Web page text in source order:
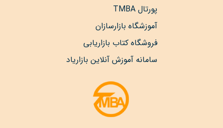
پورتال TMBA
آموزشگاه بازارسازان
فروشگاه کتاب بازاریابی
سامانه آموزش آنلاین بازاریاد